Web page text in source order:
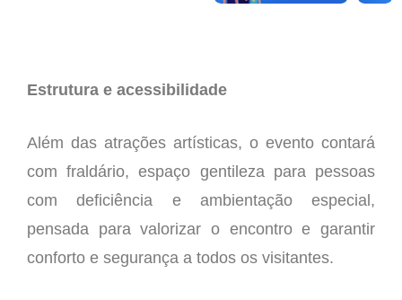
Estrutura e acessibilidade
Além das atrações artísticas, o evento contará
com fraldário, espaço gentileza para pessoas
com deficiência e ambientação especial,
pensada para valorizar o encontro e garantir
conforto e segurança a todos os visitantes.